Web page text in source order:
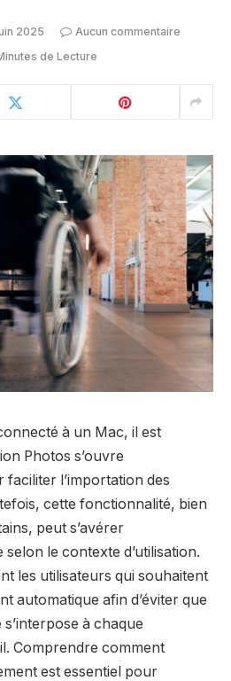
2025
Aucun commentaire
de Lecture
à un Mac, il est
Photos s’ouvre
l’importation des
cette fonctionnalité, bien
peut s’avérer
le contexte d’utilisation.
les utilisateurs qui souhaitent
automatique afin d’éviter que
à chaque
Comprendre comment
est essentiel pour